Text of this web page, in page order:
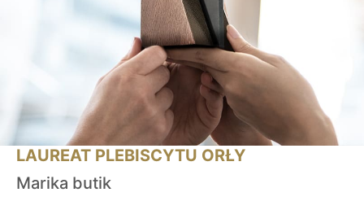
LAUREAT PLEBISCYTU ORŁY
Marika butik